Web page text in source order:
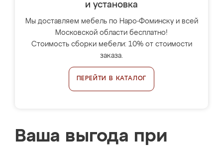
и установка
Мы доставляем мебель по Наро-Фоминску и всей
Московской области бесплатно!
Стоимость сборки мебели: 10% от стоимости
заказа.
ПЕРЕЙТИ В КАТАЛОГ
Ваша выгода при